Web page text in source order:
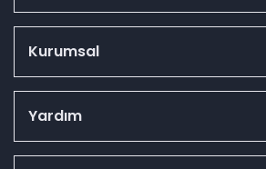
Kurumsal
Yardım